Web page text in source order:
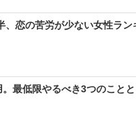
、恋の苦労が少ない女性ラ
最低限やるべき3つのこと